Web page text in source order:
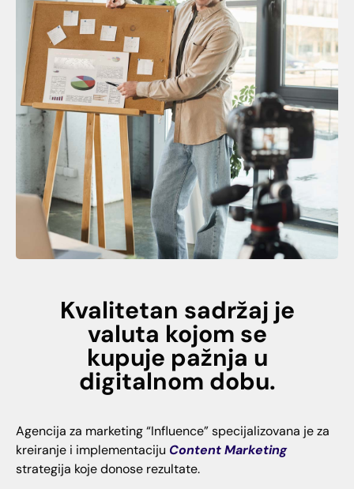
Kvalitetan sadržaj je
valuta kojom se
kupuje pažnja u
digitalnom dobu.
Agencija za marketing “Influence” specijalizovana je za
kreiranje i implementaciju Content Marketing
strategija koje donose rezultate.